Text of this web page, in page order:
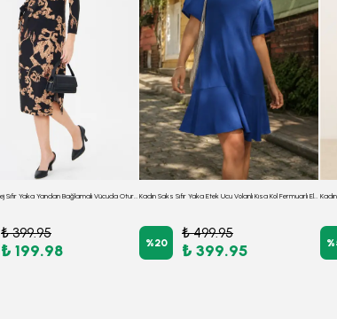
Kadın Siyah-Bej Sıfır Yaka Yandan Bağlamalı Vücuda Oturan Midi Boy Likralı Elbise ARM-26K001001
₺ 399.95
₺ 199.98
Kadın Saks Sıfır Yaka Etek Ucu Volanlı Kısa Kol Fermuarlı Elbise ARM-26Y001057
%20
₺ 499.95
₺ 399.95 %